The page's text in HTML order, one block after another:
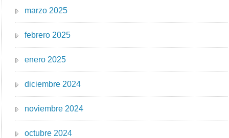
marzo 2025
febrero 2025
enero 2025
diciembre 2024
noviembre 2024
octubre 2024